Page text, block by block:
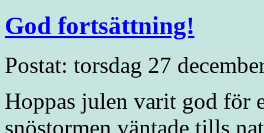
God fortsättning!
Postat: torsdag 27
Hoppas julen varit god för
snöstormen väntade tills